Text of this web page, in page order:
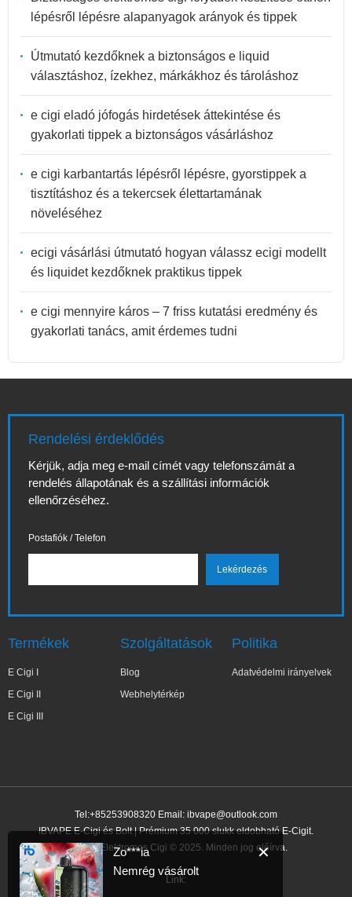
lépésről lépésre alapanyagok arányok és tippek
Útmutató kezdőknek a biztonságos e liquid
választáshoz, ízekhez, márkákhoz és tároláshoz
e cigi eladó jófogás hirdetések áttekintése és
gyakorlati tippek a biztonságos vásárláshoz
e cigi karbantartás lépésről lépésre, gyorstippek a
tisztításhoz és a tekercsek élettartamának
növeléséhez
ecigi vásárlási útmutató hogyan válassz ecigi modellt
és liquidet kezdőknek praktikus tippek
e cigi mennyire káros – 7 friss kutatási eredmény és
gyakorlati tanács, amit érdemes tudni
Rendelési érdeklődés
Kérjük, adja meg e-mail címét vagy telefonszámát a
rendelés állapotának és a szállítási információk
ellenőrzéséhez.
Postafiók / Telefon
Termékek
E Cigi I
E Cigi II
E Cigi III
Szolgáltatások
Blog
Webhelytérkép
Politika
Adatvédelmi irányelvek
Tel:+85253908320 Email: ibvape@outlook.com
IBVAPE E-Cigi és Bolt | Prémium 35 000 slukk eldobható E-Cigit.
IBVAPE Elektromos Cigi © 2025. Minden jog előírva.
Link:
✕
Zo***ia
Nemrég vásárolt